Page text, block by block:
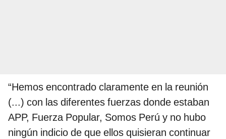
“Hemos encontrado claramente en la reunión
(...) con las diferentes fuerzas donde estaban
APP, Fuerza Popular, Somos Perú y no hubo
ningún indicio de que ellos quisieran continuar